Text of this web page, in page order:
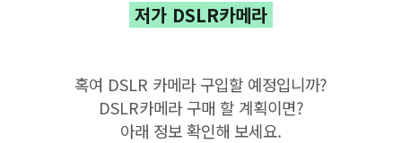
저가 DSLR카메라
혹여 DSLR 카메라 구입할 예정입니까?
DSLR카메라 구매 할 계획이면?
아래 정보 확인해 보세요.